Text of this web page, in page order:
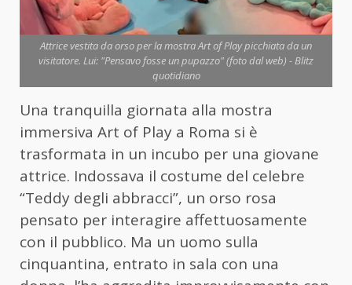
Attrice vestita da orso per la mostra Art of Play picchiata da un
visitatore. Lui: "Pensavo fosse un pupazzo" (foto dal web) - Blitz
quotidiano
Una tranquilla giornata alla mostra
immersiva Art of Play a Roma si è
trasformata in un incubo per una giovane
attrice. Indossava il costume del celebre
“Teddy degli abbracci”, un orso rosa
pensato per interagire affettuosamente
con il pubblico. Ma un uomo sulla
cinquantina, entrato in sala con una